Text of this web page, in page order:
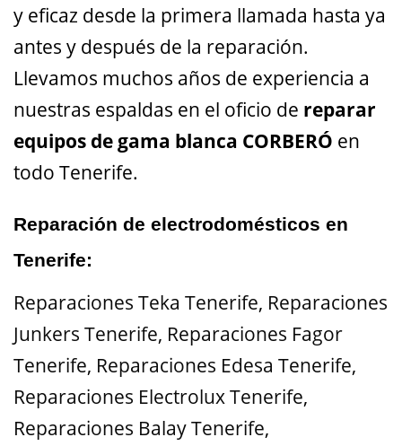
y eficaz desde la primera llamada hasta ya
antes y después de la reparación.
Llevamos muchos años de experiencia a
nuestras espaldas en el oficio de reparar
equipos de gama blanca CORBERÓ en
todo Tenerife.
Reparación de electrodomésticos en
Tenerife:
Reparaciones Teka Tenerife, Reparaciones
Junkers Tenerife, Reparaciones Fagor
Tenerife, Reparaciones Edesa Tenerife,
Reparaciones Electrolux Tenerife,
Reparaciones Balay Tenerife,